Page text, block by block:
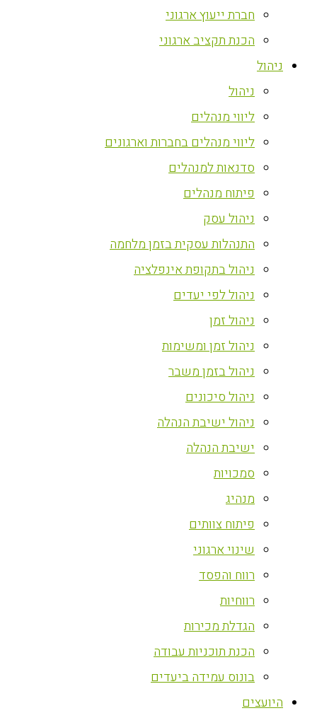
חברת ייעוץ ארגוני
הכנת תקציב ארגוני
ניהול
ניהול
ליווי מנהלים
ליווי מנהלים בחברות וארגונים
סדנאות למנהלים
פיתוח מנהלים
ניהול עסק
התנהלות עסקית בזמן מלחמה
ניהול בתקופת אינפלציה
ניהול לפי יעדים
ניהול זמן
ניהול זמן ומשימות
ניהול בזמן משבר
ניהול סיכונים
ניהול ישיבת הנהלה
ישיבת הנהלה
סמכויות
מנהיג
פיתוח צוותים
שינוי ארגוני
רווח והפסד
רווחיות
הגדלת מכירות
הכנת תוכניות עבודה
בונוס עמידה ביעדים
היועצים